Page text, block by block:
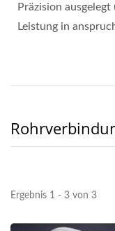
Präzision
Leistung in
Ergebnis 1 - 3 von 3